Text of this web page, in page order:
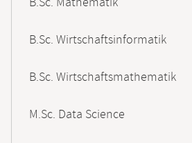
B.Sc. Wirtschaftsinformatik
B.Sc. Wirtschaftsmathematik
M.Sc. Data Science